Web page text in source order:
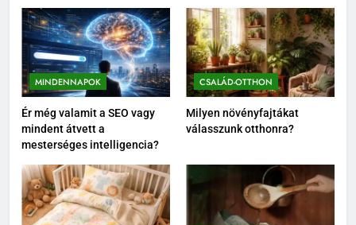
MINDENNAPOK
Ér még valamit a SEO vagy
mindent átvett a
mesterséges intelligencia?
CSALÁD-OTTHON
Milyen növényfajtákat
válasszunk otthonra?